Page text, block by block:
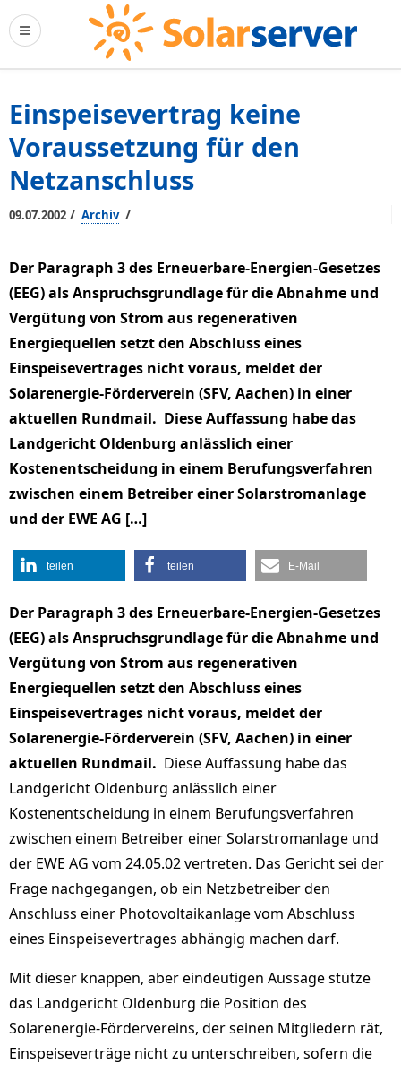
Einspeisevertrag keine
Voraussetzung für den
Netzanschluss
09.07.2002 / Archiv /
Der Paragraph 3 des Erneuerbare-Energien-Gesetzes
(EEG) als Anspruchsgrundlage für die Abnahme und
Vergütung von Strom aus regenerativen
Energiequellen setzt den Abschluss eines
Einspeisevertrages nicht voraus, meldet der
Solarenergie-Förderverein (SFV, Aachen) in einer
aktuellen Rundmail. Diese Auffassung habe das
Landgericht Oldenburg anlässlich einer
Kostenentscheidung in einem Berufungsverfahren
zwischen einem Betreiber einer Solarstromanlage
und der EWE AG […]
teilen teilen E-Mail
Der Paragraph 3 des Erneuerbare-Energien-Gesetzes
(EEG) als Anspruchsgrundlage für die Abnahme und
Vergütung von Strom aus regenerativen
Energiequellen setzt den Abschluss eines
Einspeisevertrages nicht voraus, meldet der
Solarenergie-Förderverein (SFV, Aachen) in einer
aktuellen Rundmail. Diese Auffassung habe das
Landgericht Oldenburg anlässlich einer
Kostenentscheidung in einem Berufungsverfahren
zwischen einem Betreiber einer Solarstromanlage und
der EWE AG vom 24.05.02 vertreten. Das Gericht sei der
Frage nachgegangen, ob ein Netzbetreiber den
Anschluss einer Photovoltaikanlage vom Abschluss
eines Einspeisevertrages abhängig machen darf.
Mit dieser knappen, aber eindeutigen Aussage stütze
das Landgericht Oldenburg die Position des
Solarenergie-Fördervereins, der seinen Mitgliedern rät,
Einspeiseverträge nicht zu unterschreiben, sofern die